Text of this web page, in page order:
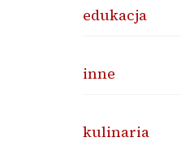
edukacja
inne
kulinaria